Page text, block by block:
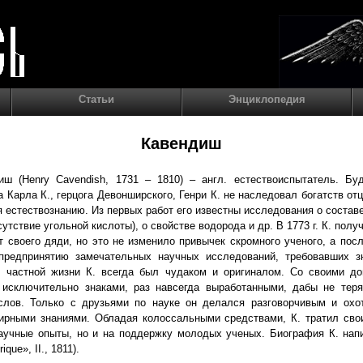
Статьи Энциклопедия
Кавендиш
(Henry Cavendish, 1731 – 1810) – англ. естествоиспытатель.
К., герцога Девонширского, Генри К. не наследовал богатств
естествознанию. Из первых работ его известны исследования о
угольной кислоты), о свойстве водорода и др. В 1773 г. К.
своего дяди, но это не изменило привычек скромного ученого, а
замечательных научных исследований, требовавших
частной жизни К. всегда был чудаком и оригиналом. Со своими
знаками, раз навсегда выработанными, дабы не
Только с друзьями по науке он делался разговорчивым и
знаниями. Обладая колоссальными средствами, К. тратил
опыты, но и на поддержку молодых ученых. Биография К.
II., 1811).